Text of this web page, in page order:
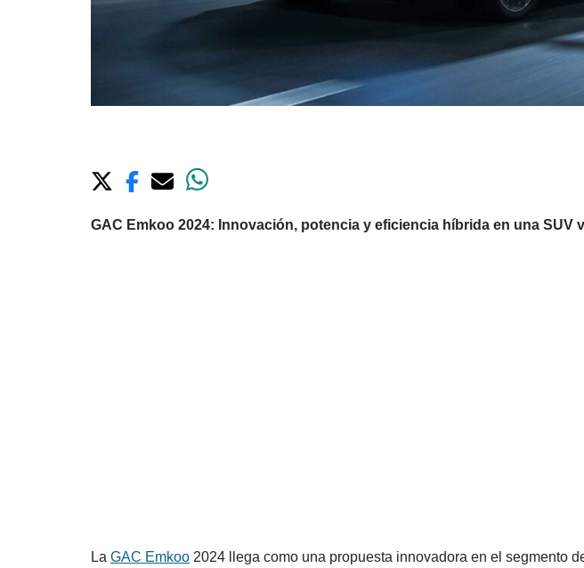
GAC Emkoo 2024: Innovación, potencia y eficiencia híbrida en una SUV
La GAC Emkoo 2024 llega como una propuesta innovadora en el segmento